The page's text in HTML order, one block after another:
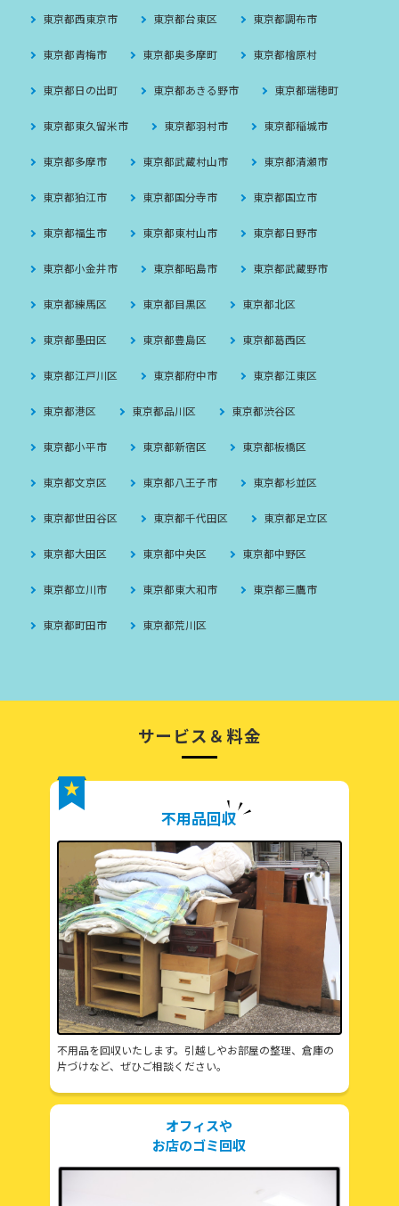
東京都西東京市 東京都台東区 東京都調布市
東京都青梅市 東京都奥多摩町 東京都檜原村
東京都日の出町 東京都あきる野市 東京都瑞穂町
東京都東久留米市 東京都羽村市 東京都稲城市
東京都多摩市 東京都武蔵村山市 東京都清瀬市
東京都狛江市 東京都国分寺市 東京都国立市
東京都福生市 東京都東村山市 東京都日野市
東京都小金井市 東京都昭島市 東京都武蔵野市
東京都練馬区 東京都目黒区 東京都北区
東京都墨田区 東京都豊島区 東京都葛西区
東京都江戸川区 東京都府中市 東京都江東区
東京都港区 東京都品川区 東京都渋谷区
東京都小平市 東京都新宿区 東京都板橋区
東京都文京区 東京都八王子市 東京都杉並区
東京都世田谷区 東京都千代田区 東京都足立区
東京都大田区 東京都中央区 東京都中野区
東京都立川市 東京都東大和市 東京都三鷹市
東京都町田市 東京都荒川区
サービス＆料金
不用品回収
不用品を回収いたします。引越しやお部屋の整理、倉庫の
片づけなど、ぜひご相談ください。
オフィスや
お店のゴミ回収